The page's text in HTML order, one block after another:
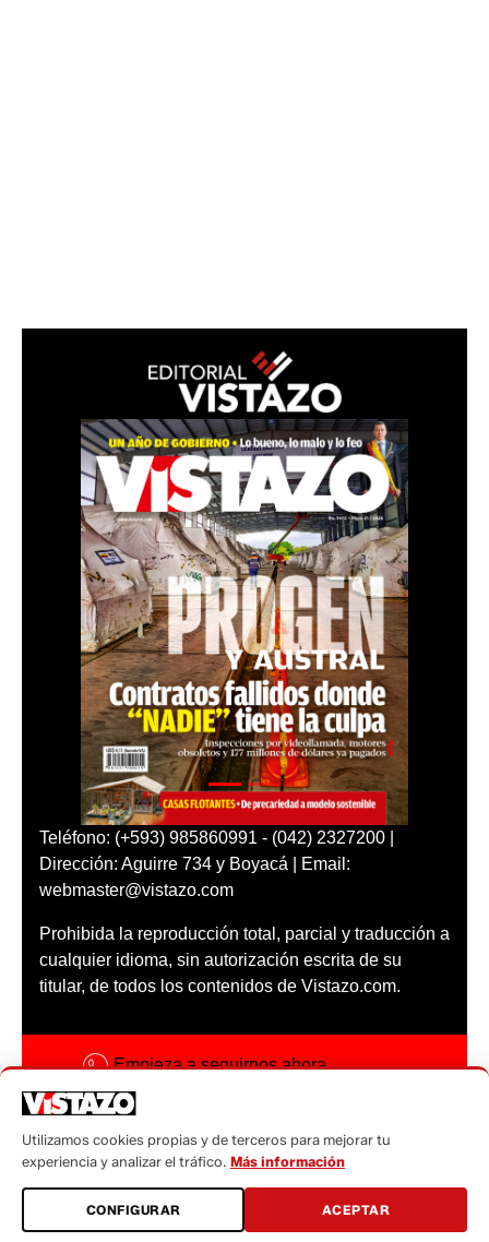
Teléfono: (+593) 985860991 - (042) 2327200 |
Dirección: Aguirre 734 y Boyacá | Email:
webmaster@vistazo.com
Prohibida la reproducción total, parcial y traducción a
cualquier idioma, sin autorización escrita de su
titular, de todos los contenidos de Vistazo.com.
Empieza a seguirnos ahora
Código ética
Sugerencias a:
sugerencias@vistazo.com
Utilizamos cookies propias y de terceros para mejorar tu
experiencia y analizar el tráfico. Más información
CONFIGURAR ACEPTAR